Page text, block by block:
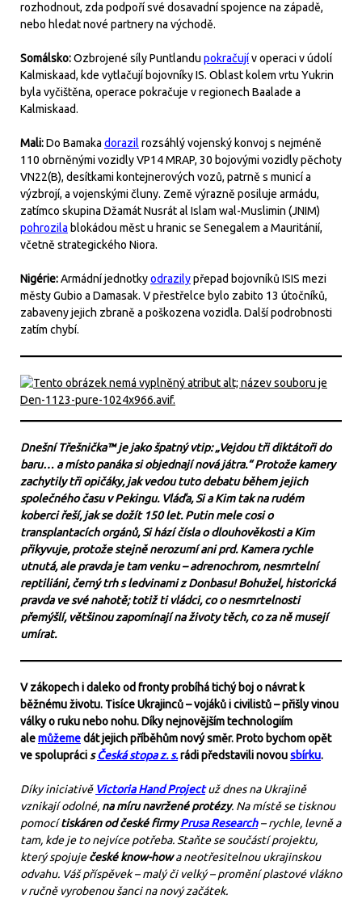
rozhodnout, zda podpoří své dosavadní spojence na západě,
nebo hledat nové partnery na východě.
Somálsko:Ozbrojené síly Puntlandu pokračujív operaci v údolí
Kalmiskaad, kde vytlačují bojovníky IS. Oblast kolem vrtu Yukrin
byla vyčištěna, operace pokračuje v regionech Baalade a
Kalmiskaad.
Mali:Do Bamaka dorazil rozsáhlý vojenský konvoj s nejméně
110 obrněnými vozidly VP14 MRAP, 30 bojovými vozidly pěchoty
VN22(B), desítkami kontejnerových vozů, patrně s municí a
výzbrojí, a vojenskými čluny. Země výrazně posiluje armádu,
zatímco skupina Džamát Nusrát al Islam wal-Muslimin (JNIM)
pohrozila blokádou měst u hranic se Senegalem a Mauritánií,
včetně strategického Niora.
Nigérie:Armádní jednotkyodrazilypřepad bojovníků ISIS mezi
městy Gubio a Damasak. V přestřelce bylo zabito 13 útočníků,
zabaveny jejich zbraně a poškozena vozidla. Další podrobnosti
zatím chybí.
Dnešní Třešnička™ je jako špatný vtip: „Vejdou tři diktátoři do
baru… a místo panáka si objednají nová játra.“ Protože kamery
zachytily tři opičáky, jak vedou tuto debatu během jejich
společného času v Pekingu. Vláďa, Si a Kim tak na rudém
koberci řeší, jak se dožít 150 let. Putin mele cosi o
transplantacích orgánů, Si hází čísla o dlouhověkosti a Kim
přikyvuje, protože stejně nerozumí ani prd. Kamera rychle
utnutá, ale pravda je tam venku – adrenochrom, nesmrtelní
reptiliáni, černý trh s ledvinami z Donbasu! Bohužel, historická
pravda ve své nahotě; totiž ti vládci, co o nesmrtelnosti
přemýšlí, většinou zapomínají na životy těch, co za ně musejí
umírat.
V zákopech i daleko od fronty probíhá tichý boj o návrat k
běžnému životu. Tisíce Ukrajinců – vojáků i civilistů – přišly vinou
války o ruku nebo nohu. Díky nejnovějším technologiím
alemůžemedát jejich příběhům nový směr. Proto bychom opět
ve spolupráci sČeská stopa z. s.rádi představili novousbírku.
Díky iniciativě Victoria Hand Projectuž dnes na Ukrajině
vznikají odolné, na míru navržené protézy. Na místě se tisknou
pomocítiskáren od české firmyPrusa Research– rychle, levně a
tam, kde je to nejvíce potřeba. Staňte se součástí projektu,
který spojuječeské know-howa neotřesitelnou ukrajinskou
odvahu. Váš příspěvek – malý či velký – promění plastové vlákno
v ručně vyrobenou šanci na nový začátek.